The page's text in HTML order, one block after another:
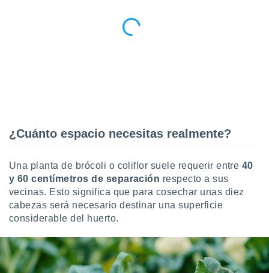
de la
de
o a través
de
de
de
uso de
con el
¿Cuánto espacio necesitas realmente?
Una planta de brócoli o coliflor suele requerir entre 40
y 60 centímetros de separación respecto a sus
vecinas. Esto significa que para cosechar unas diez
cabezas será necesario destinar una superficie
considerable del huerto.